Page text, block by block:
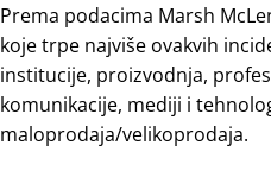
Prema podacima Marsh
koje trpe najviše ovakvih
institucije, proizvodnja,
komunikacije, mediji i
maloprodaja/velikoprodaja.